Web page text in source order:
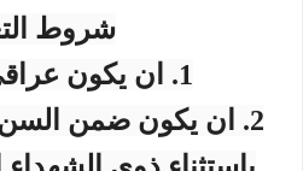
شروط
1. ان يكون عراقي الجنسية.
2. ان يكون ضمن السن